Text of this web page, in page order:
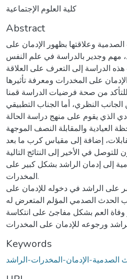
كلية العلوم الإجتماعية
Abstract
وعلاقتها بظهور الإدمان على
مهم وجدير بالدراسة في علم النفس
الدراسة إلى التعرف على العلاقة
على المخدرات ومعرفة تأثيرها
من صحة فرضيات الدراسة قمنا
النظري، أما الجناب التطبيقي
الذي يقوم على منهج دراسة الحالة
العيادية والمقابلة النصف الموجهة
إضافة إلى مقياس كرب ما بعد
في الأخير إلى النتائج التالية:
إلى إدمان الراشد بشكل كبير على
المخدرات.
على الراشد في دخوله للإدمان على
الحدث الصدمي المؤلم المتعرض له.
وفاة العم بشكل مفاجئ على انتكاسة
Keywords
الصدمية-الإدمان-المخدرات-الراشد